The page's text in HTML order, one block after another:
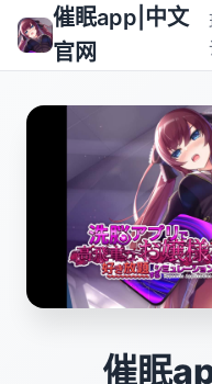
催眠app|中文
官网
催眠